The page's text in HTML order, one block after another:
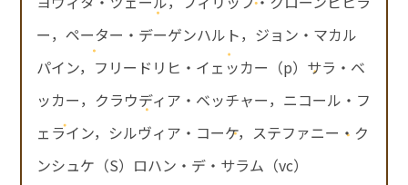
ー，ペーター・デーゲンハルト，ジョン・マカル
パイン，フリードリヒ・イェッカー（p）サラ・ベ
ッカー，クラウディア・ベッチャー，ニコール・フ
ェライン，シルヴィア・コーケ，ステファニー・ク
ンシュケ（S）ロハン・デ・サラム（vc）